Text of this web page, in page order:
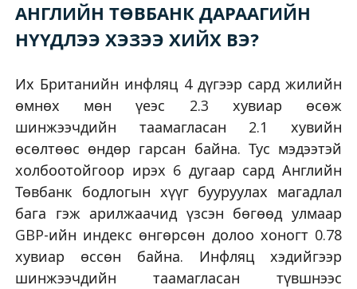
АНГЛИЙН ТӨВБАНК ДАРААГИЙН
НҮҮДЛЭЭ ХЭЗЭЭ ХИЙХ ВЭ?
Их Британийн инфляц 4 дүгээр сард жилийн
өмнөх мөн үеэс 2.3 хувиар өсөж
шинжээчдийн таамагласан 2.1 хувийн
өсөлтөөс өндөр гарсан байна. Тус мэдээтэй
холбоотойгоор ирэх 6 дугаар сард Английн
Төвбанк бодлогын хүүг бууруулах магадлал
бага гэж арилжаачид үзсэн бөгөөд улмаар
GBP-ийн индекс өнгөрсөн долоо хоногт 0.78
хувиар өссөн байна. Инфляц хэдийгээр
шинжээчдийн таамагласан түвшнээс